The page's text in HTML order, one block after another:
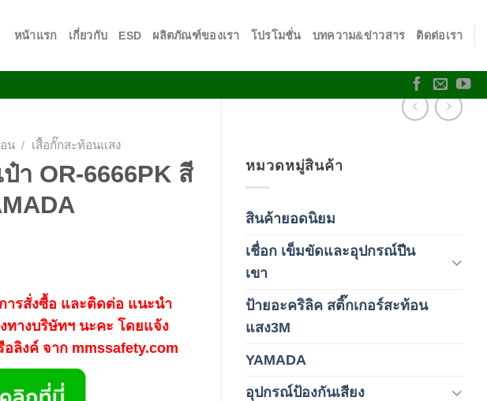
หน้าแรก เกี่ยวกับ ESD ผลิตภัณฑ์ของเรา โปรโมชั่น บทความ&ข่าวสาร ติดต่อเรา
หมวดหมู่สินค้า
สินค้ายอดนิยม
เชื่อก เข็มขัดและอุปกรณ์ปีน
เขา
ป้ายอะคริลิค สติ๊กเกอร์สะท้อน
แสง3M
YAMADA
อุปกรณ์ป้องกันเสียง
น / เสื้อกั๊กสะท้อนแสง
ป๋า OR-6666PK สี
ารสั่งซื้อ และติดต่อ แนะนำ
ทางบริษัทฯ นะคะ โดยแจ้ง
ลิงค์ จาก mmssafety.com